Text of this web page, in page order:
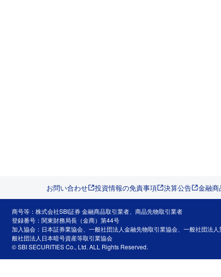
お問い合わせ 投資情報の免責事項 決算公告 金融
商号等：株式会社SBI証券 金融商品取引業者、商品先物取引業者
登録番号：関東財務局長（金商）第44号
加入協会：日本証券業協会、一般社団法人金融先物取引業協会、一般社団法
般社団法人日本暗号資産等取引業協会
© SBI SECURITIES Co., Ltd. ALL Rights Reserved.